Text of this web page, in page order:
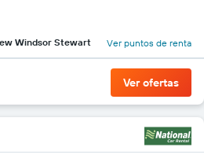
Windsor Stewart Ver puntos de renta
Ver ofertas